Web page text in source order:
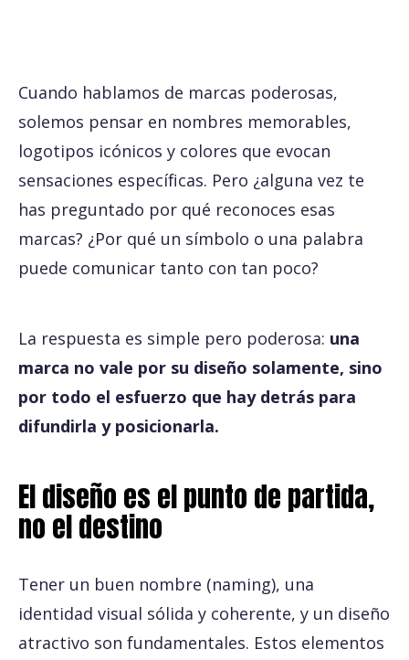
Cuando hablamos de marcas poderosas,
solemos pensar en nombres memorables,
logotipos icónicos y colores que evocan
sensaciones específicas. Pero ¿alguna vez te
has preguntado por qué reconoces esas
marcas? ¿Por qué un símbolo o una palabra
puede comunicar tanto con tan poco?
La respuesta es simple pero poderosa: una
marca no vale por su diseño solamente, sino
por todo el esfuerzo que hay detrás para
difundirla y posicionarla.
El diseño es el punto de partida,
no el destino
Tener un buen nombre (naming), una
identidad visual sólida y coherente, y un diseño
atractivo son fundamentales. Estos elementos